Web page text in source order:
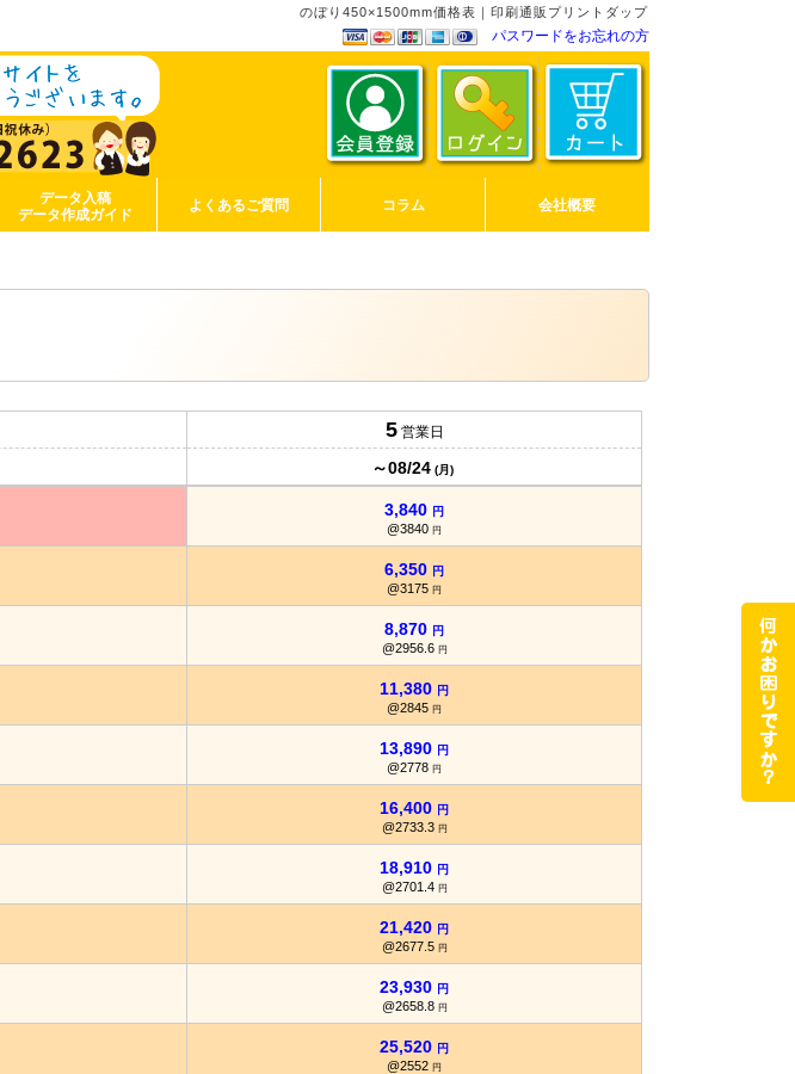
のぼり450×1500mm価格表｜印刷通販プリントダップ
パスワードをお忘れの方
データ入稿
データ作成ガイド
よくあるご質問 コラム 会社概要
5 営業日
～08/24 (月)
3,840 円
@3840円
6,350 円
@3175円
8,870 円
@2956.6 円
11,380 円
@2845円
13,890 円
@2778円
16,400 円
@2733.3 円
18,910 円
@2701.4 円
21,420 円
@2677.5 円
23,930 円
@2658.8 円
25,520 円
@2552円